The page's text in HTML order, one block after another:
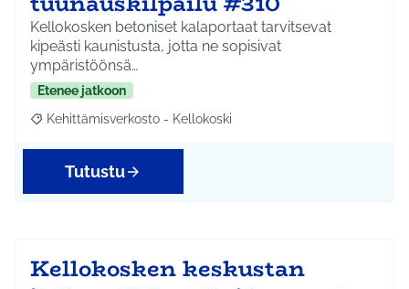
Kellokosken betoniset kalaportaat tarvitsevat
kipeästi kaunistusta, jotta ne sopisivat
ympäristöönsä…
Etenee jatkoon
Rajaa tulokset aihepiirin mukaan: Kehittämisverkosto -
Kehittämisverkosto - Kellokoski
Tutustu
Kellokosken keskustan